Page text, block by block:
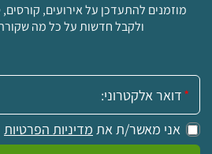
מוזמנים להתעדכן על אירועים,
ולקבל חדשות על כל מה
אימייל:
אני מאשר/ת את מדיניות הפרטיות